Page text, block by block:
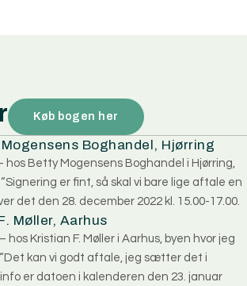
Køb bogen her
Boghandel, Hjørring
hos Betty Mogensens Boghandel i Hjørring,
er fint, så skal vi bare lige aftale en
det den 28. december 2022 kl. 15.00-17.00.
Møller, Aarhus
Kristian F. Møller i Aarhus, byen hvor jeg
kan vi godt aftale, jeg sætter det i
er datoen i kalenderen den 23. januar